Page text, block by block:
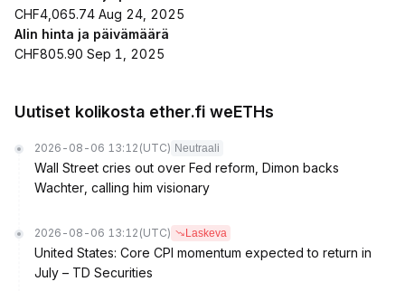
CHF4,065.74 Aug 24, 2025
Alin hinta ja päivämäärä
CHF805.90 Sep 1, 2025
Uutiset kolikosta ether.fi weETHs
2026-08-06 13:12 (UTC) Neutraali
Wall Street cries out over Fed reform, Dimon backs
Wachter, calling him visionary
2026-08-06 13:12 (UTC) Laskeva
United States: Core CPI momentum expected to return in
July – TD Securities